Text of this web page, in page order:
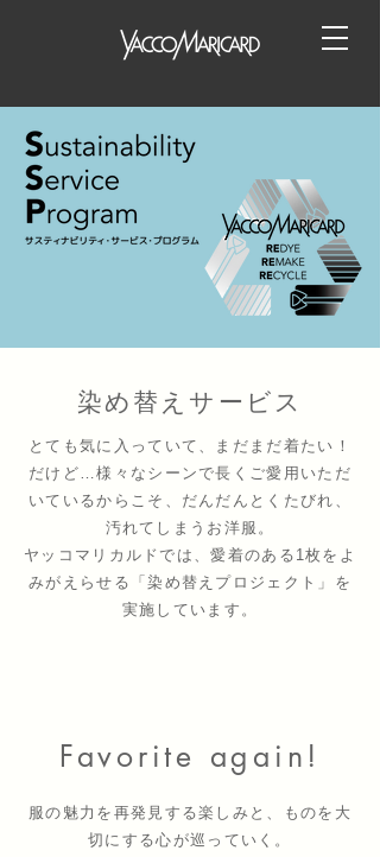
染め替えサービス
とても気に入っていて、まだまだ着たい！
だけど…様々なシーンで長くご愛用いただ
いているからこそ、だんだんとくたびれ、
汚れてしまうお洋服。
ヤッコマリカルドでは、愛着のある1枚をよ
みがえらせる「染め替えプロジェクト」を
実施しています。
Favorite again!
服の魅力を再発見する楽しみと、ものを大
切にする心が巡っていく。